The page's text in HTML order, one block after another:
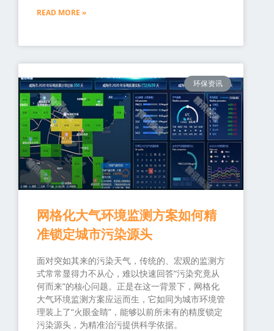
READ MORE »
环保资讯
网格化大气环境监测方案如何精
准锁定城市污染源头
面对突如其来的污染天气，传统的、宏观的监测方
式常常显得力不从心，难以快速回答“污染究竟从
何而来”的核心问题。正是在这一背景下，网格化
大气环境监测方案应运而生，它如同为城市环境管
理装上了“火眼金睛”，能够以前所未有的精度锁定
污染源头，为精准治污提供科学依据。